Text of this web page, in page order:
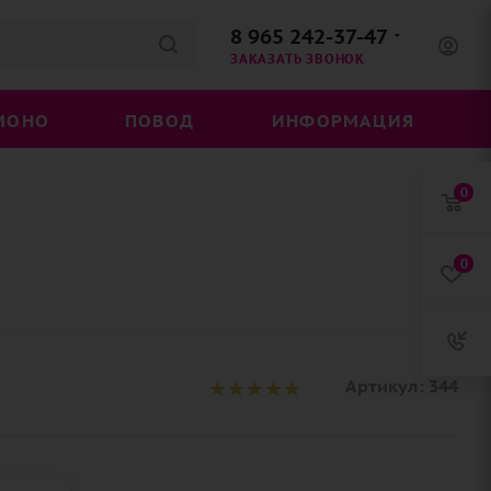
8 965 242-37-47
ЗАКАЗАТЬ ЗВОНОК
ПОВОД ИНФОРМАЦИЯ
0
0